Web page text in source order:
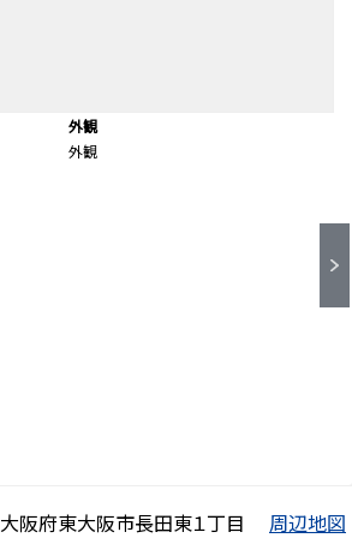
外観
外観
外観
外観
外観
外観
エントランス
エントランス
エントランス
エントランス
エントランス
エントランス
前面道路含む外観
前面道路
前面道路含む外観
前面道路
大阪府東大阪市長田東１丁目 周辺地図